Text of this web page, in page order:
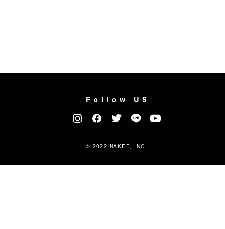
Follow US
© 2022 NAKED, INC.